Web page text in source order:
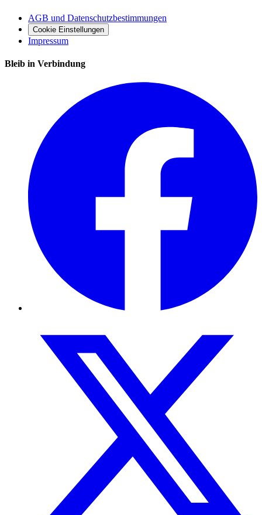
AGB und Datenschutzbestimmungen
Cookie Einstellungen
Impressum
Bleib in Verbindung